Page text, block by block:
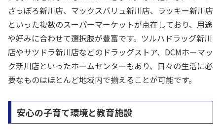
さっぽろ新川店、マックスバリュ新川店、ラッキー新川店
といった複数のスーパーマーケットが点在しており、用途
や好みに合わせて選択肢が豊富です。ツルハドラッグ新川
店やサツドラ新川店などのドラッグストア、DCMホーマッ
ク新川店といったホームセンターもあり、日々の生活に必
要なものはほとんど地域内で揃えることが可能です。
安心の子育て環境と教育施設